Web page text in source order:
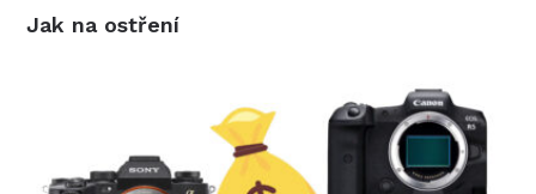
Jak na ostření